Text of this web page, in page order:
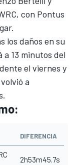
con Pontus
los daños en su
a 13 minutos del
el viernes y
a
DIFERENCIA
2h53m45.7s